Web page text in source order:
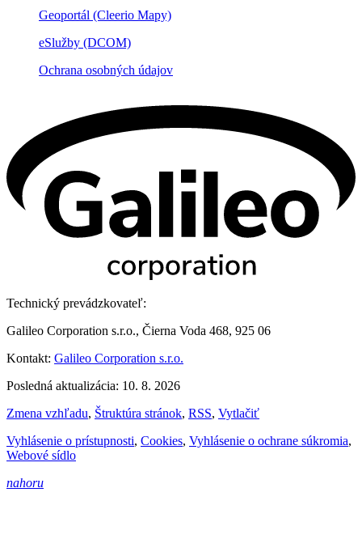
Geoportál (Cleerio Mapy)
eSlužby (DCOM)
Ochrana osobných údajov
Technický prevádzkovateľ:
Galileo Corporation s.r.o., Čierna Voda 468, 925 06
Kontakt: Galileo Corporation s.r.o.
Posledná aktualizácia: 10. 8. 2026
Zmena vzhľadu, Štruktúra stránok, RSS, Vytlačiť
Vyhlásenie o prístupnosti, Cookies, Vyhlásenie o ochrane súkromia,
Webové sídlo
nahoru